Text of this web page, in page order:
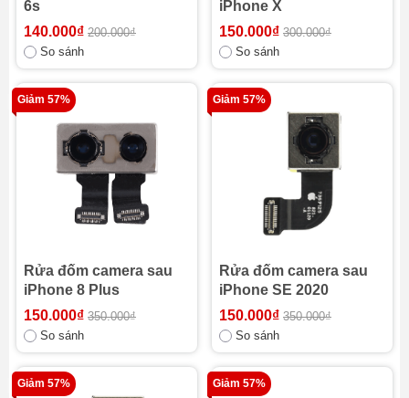
6s
140.000₫ 200.000₫
So sánh
iPhone X
150.000₫ 300.000₫
So sánh
Giảm 57%
Rửa đốm camera sau
iPhone 8 Plus
150.000₫ 350.000₫
So sánh
Giảm 57%
Rửa đốm camera sau
iPhone SE 2020
150.000₫ 350.000₫
So sánh
Giảm 57% Giảm 57%